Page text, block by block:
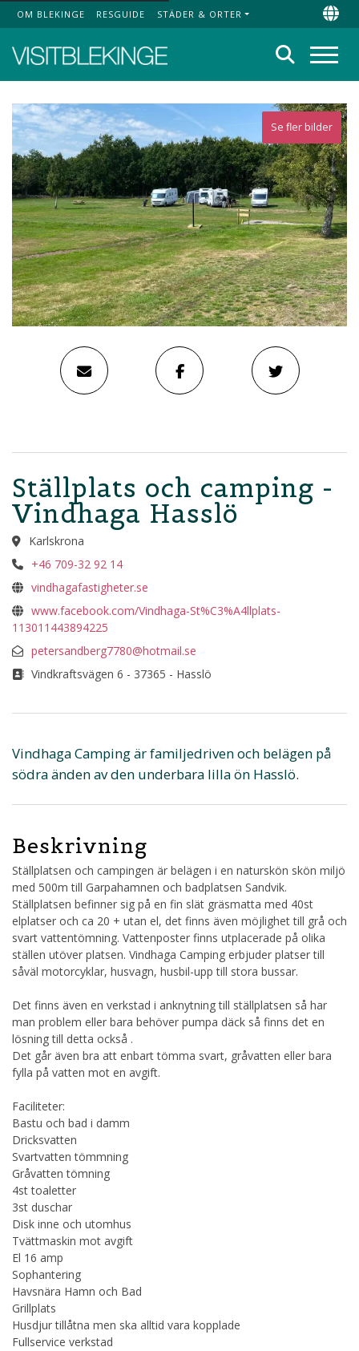
Top Menu
OM BLEKINGE RESGUIDE STÄDER & ORTER
Sök
Se fler bilder
Ställplats och camping -
Vindhaga Hasslö
Karlskrona
+46 709-32 92 14
vindhagafastigheter.se
www.facebook.com/Vindhaga-St%C3%A4llplats-
113011443894225
petersandberg7780@hotmail.se
Vindkraftsvägen 6 - 37365 - Hasslö
Vindhaga Camping är familjedriven och belägen på
södra änden av den underbara lilla ön Hasslö.
Beskrivning
Ställplatsen och campingen är belägen i en naturskön skön miljö
med 500m till Garpahamnen och badplatsen Sandvik.
Ställplatsen befinner sig på en fin slät gräsmatta med 40st
elplatser och ca 20 + utan el, det finns även möjlighet till grå och
svart vattentömning. Vattenposter finns utplacerade på olika
ställen utöver platsen. Vindhaga Camping erbjuder platser till
såväl motorcyklar, husvagn, husbil-upp till stora bussar.
Det finns även en verkstad i anknytning till ställplatsen så har
man problem eller bara behöver pumpa däck så finns det en
lösning till detta också .
Det går även bra att enbart tömma svart, gråvatten eller bara
fylla på vatten mot en avgift.
Faciliteter:
Bastu och bad i damm
Dricksvatten
Svartvatten tömmning
Gråvatten tömning
4st toaletter
3st duschar
Disk inne och utomhus
Tvättmaskin mot avgift
El 16 amp
Sophantering
Havsnära Hamn och Bad
Grillplats
Husdjur tillåtna men ska alltid vara kopplade
Fullservice verkstad